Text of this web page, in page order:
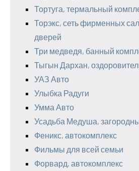
Тортуга, термальный
Торэкс, сеть фирменных
дверей
Три медведя, банный
Тыгын Дархан,
УАЗ Авто
Улыбка Радуги
Умма Авто
Усадьба Медуша,
Феникс, автокомплекс
Фильмы для всей семьи
Форвард, автокомплекс